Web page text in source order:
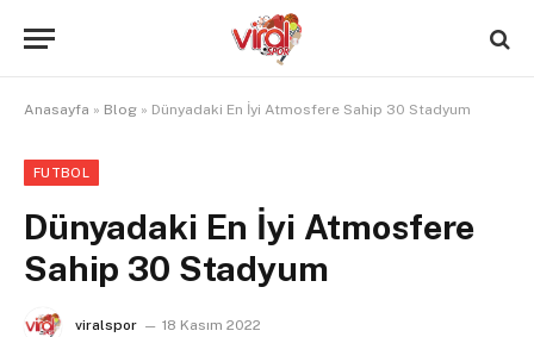
Anasayfa » Blog » Dünyadaki En İyi Atmosfere Sahip 30 Stadyum
FUTBOL
Dünyadaki En İyi Atmosfere
Sahip 30 Stadyum
viralspor 18 Kasım 2022